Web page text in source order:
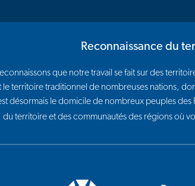
Reconnaissance du
que notre travail se fait sur des
le territoire traditionnel de nombreuses nations,
désormais le domicile de nombreux peuples
du territoire et des communautés des régions où